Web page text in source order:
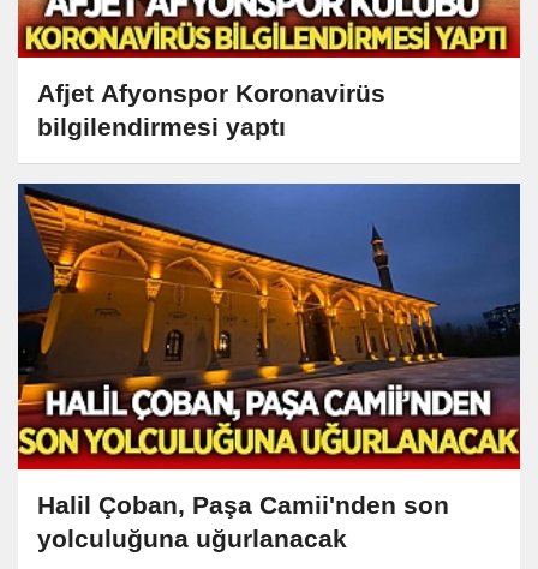
Afjet Afyonspor Koronavirüs
bilgilendirmesi yaptı
Halil Çoban, Paşa Camii'nden son
yolculuğuna uğurlanacak